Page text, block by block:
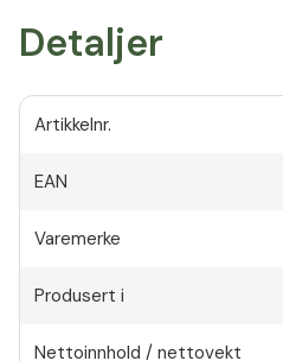
Detaljer
Artikkelnr.
EAN
Varemerke
Produsert i
Nettoinnhold / nettovekt